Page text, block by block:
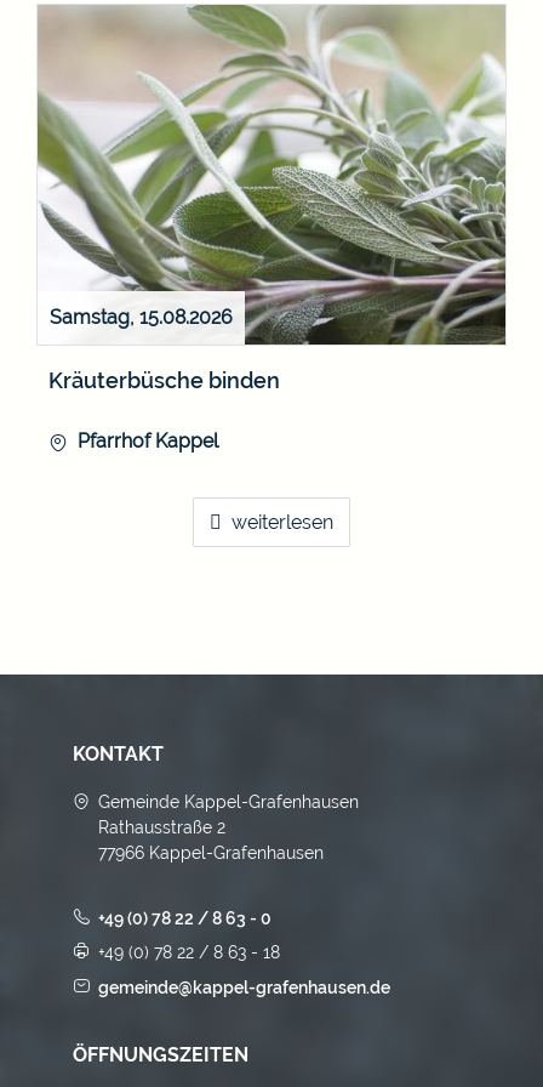
Samstag, 15.08.2026
Kräuterbüsche binden
Pfarrhof Kappel
weiterlesen
KONTAKT
Gemeinde Kappel-Grafenhausen
Rathausstraße 2
77966 Kappel-Grafenhausen
+49 (0) 78 22 / 8 63 - 0
+49 (0) 78 22 / 8 63 - 18
gemeinde@kappel-grafenhausen.de
ÖFFNUNGSZEITEN